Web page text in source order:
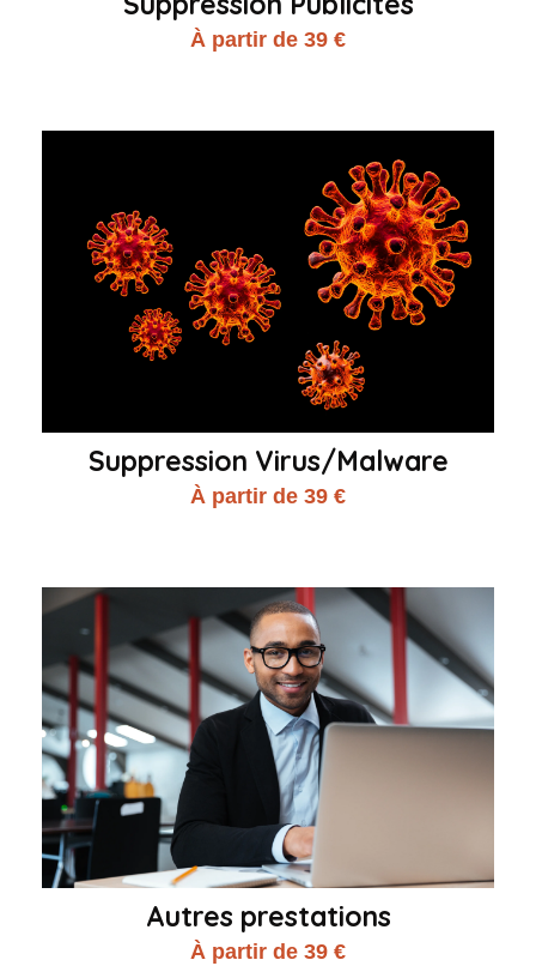
À partir de 39 €
Suppression Virus/Malware
À partir de 39 €
Autres prestations
À partir de 39 €